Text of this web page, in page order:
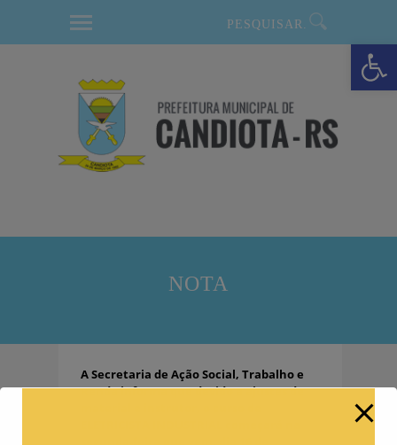
Barra de Ferramentas Aberta
NOTA
A Secretaria de Ação Social, Trabalho e
Renda informa que devido a ajustesde